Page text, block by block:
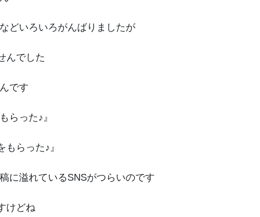
どいろいろがんばりましたが
んでした
です
った♪』
もらった♪』
に溢れているSNSがつらいのです
けどね